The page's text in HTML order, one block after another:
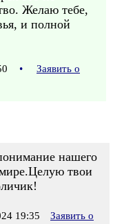
Желаю тебе,
и полной
•
Заявить о
нашего
твои
19:35
Заявить о